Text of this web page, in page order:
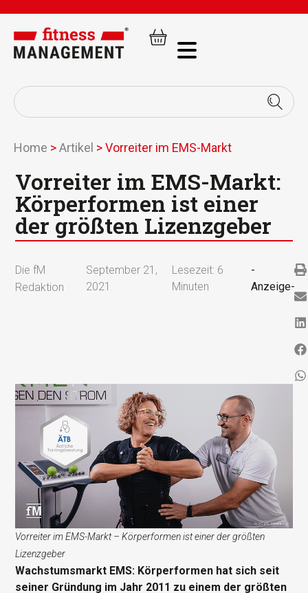
Home >Artikel >Vorreiter im EMS-Markt
Vorreiter im EMS-Markt:
Körperformen ist einer
der größten Lizenzgeber
Die fM
Redaktion
September 21,
2021
Lesezeit: 6
Minuten
-
Anzeige-
Vorreiter im EMS-Markt – Körperformen ist einer der größten
Lizenzgeber
Wachstumsmarkt EMS: Körperformen hat sich seit
seiner Gründung im Jahr 2011 zu einem der größten